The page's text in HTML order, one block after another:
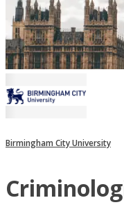
Birmingham City University